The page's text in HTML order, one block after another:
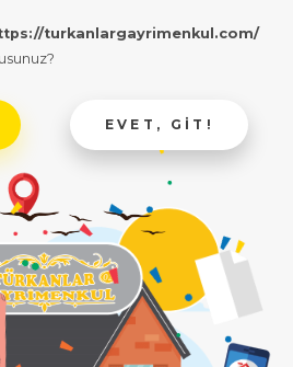
turkanlargayrimenkul.com/
EVET, GIT!